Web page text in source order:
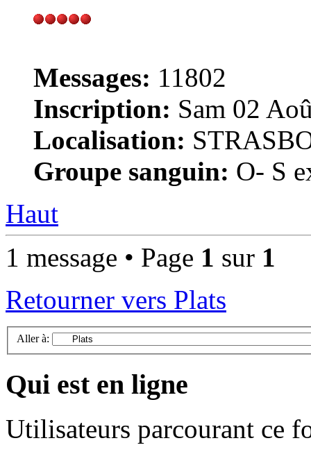
Messages: 11802
Inscription: Sam 02
Localisation:
Groupe sanguin: O- S
Haut
1 message • Page 1 sur 1
Retourner vers Plats
Aller à:
Qui est en ligne
Utilisateurs parcourant ce